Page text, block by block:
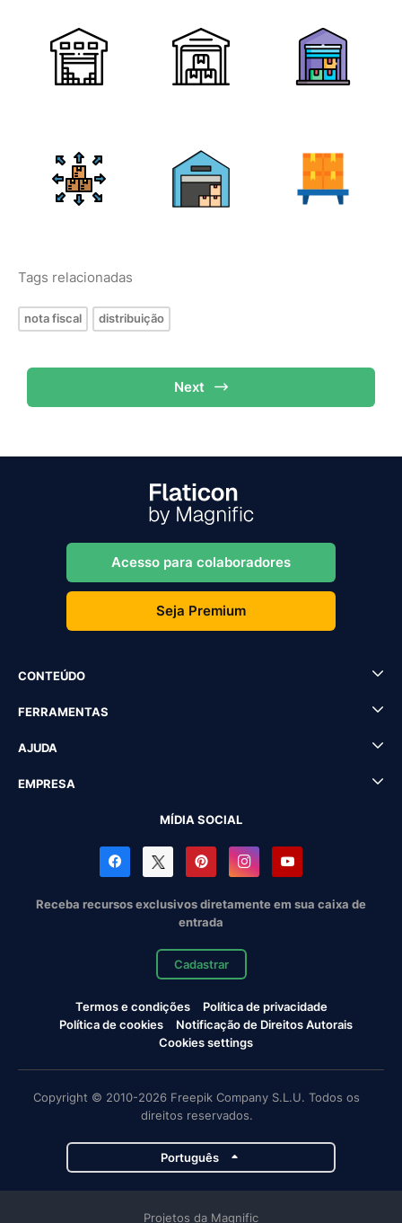
Tags relacionadas
nota fiscal distribuição
Next
Acesso para colaboradores
Seja Premium
CONTEÚDO
FERRAMENTAS
AJUDA
EMPRESA
MÍDIA SOCIAL
Receba recursos exclusivos diretamente em sua caixa de
entrada
Cadastrar
Termos e condições
Política de privacidade
Política de cookies
Notificação de Direitos Autorais
Cookies settings
Copyright © 2010-2026 Freepik Company S.L.U. Todos os
direitos reservados.
Português
Projetos da Magnific